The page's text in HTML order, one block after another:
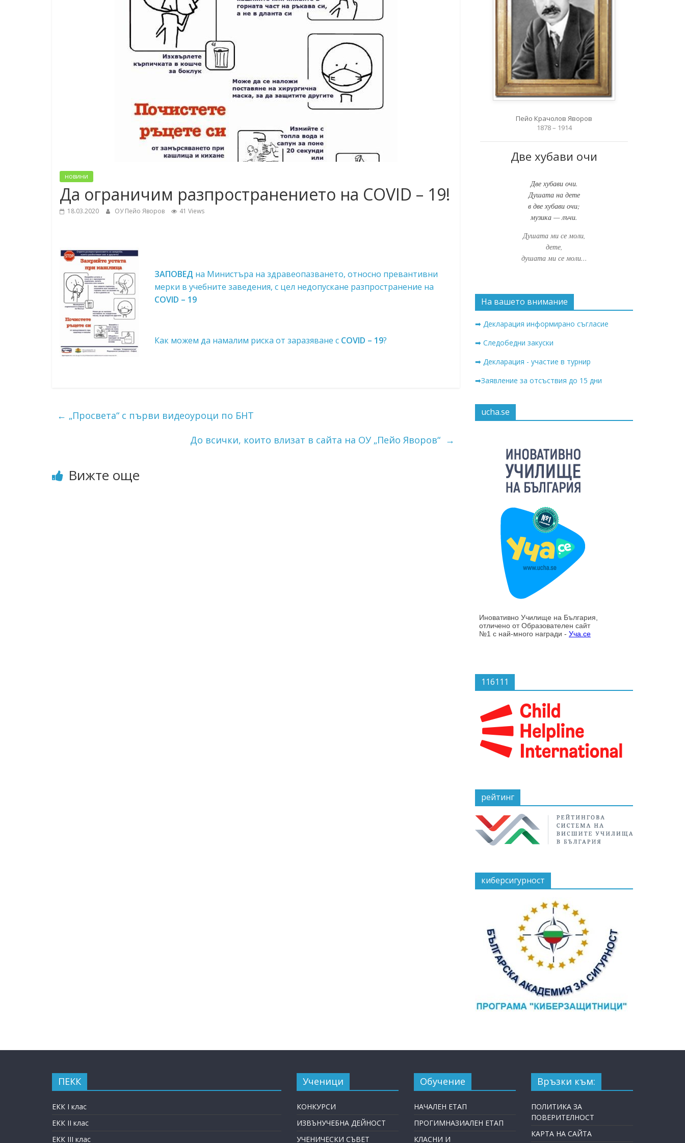
новини
Да ограничим разпространението на COVID – 19!
18.03.2020 ОУ Пейо Яворов 41 Views
ЗАПОВЕД на Министъра на здравеопазването, относно превантивни
мерки в учебните заведения, с цел недопускане разпространение на
COVID – 19
Как можем да намалим риска от заразяване с COVID – 19?
← „Просвета“ с първи видеоуроци по БНТ
До всички, които влизат в сайта на ОУ „Пейо Яворов“ →
Вижте още
Пейо Крачолов Яворов
1878 – 1914
Две хубави очи
Две хубави очи.
Душата на дете
в две хубави очи;
музика — лъчи.
Душата ми се моли,
дете,
душата ми се моли...
На вашето внимание
➡ Декларация информирано съгласие
➡ Следобедни закуски
➡ Декларация - участие в турнир
➡Заявление за отсъствия до 15 дни
ucha.se
116111
рейтинг
киберсигурност
ПЕКК
ЕКК I клас
ЕКК II клас
ЕКК III клас
Ученици
КОНКУРСИ
ИЗВЪНУЧЕБНА ДЕЙНОСТ
УЧЕНИЧЕСКИ СЪВЕТ
Обучение
НАЧАЛЕН ЕТАП
ПРОГИМНАЗИАЛЕН ЕТАП
КЛАСНИ И
Връзки към:
ПОЛИТИКА ЗА
ПОВЕРИТЕЛНОСТ
КАРТА НА САЙТА